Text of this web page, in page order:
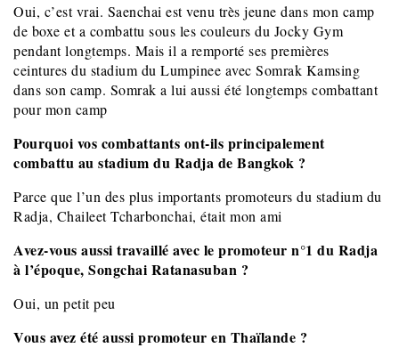
Oui, c’est vrai. Saenchai est venu très jeune dans mon camp
de boxe et a combattu sous les couleurs du Jocky Gym
pendant longtemps. Mais il a remporté ses premières
ceintures du stadium du Lumpinee avec Somrak Kamsing
dans son camp. Somrak a lui aussi été longtemps combattant
pour mon camp
Pourquoi vos combattants ont-ils principalement
combattu au stadium du Radja de Bangkok ?
Parce que l’un des plus importants promoteurs du stadium du
Radja, Chaileet Tcharbonchai, était mon ami
Avez-vous aussi travaillé avec le promoteur n°1 du Radja
à l’époque, Songchai Ratanasuban ?
Oui, un petit peu
Vous avez été aussi promoteur en Thaïlande ?